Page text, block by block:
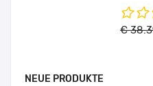
€
NEUE PRODUKTE